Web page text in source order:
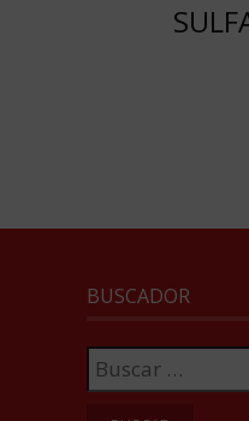
BUSCADOR
Buscar: